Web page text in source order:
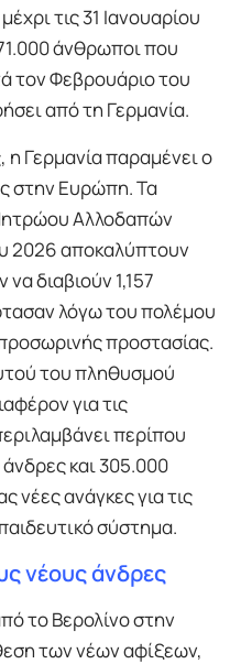
τις 31 Ιανουαρίου
άνθρωποι που
τον Φεβρουάριο του
από τη Γερμανία.
Γερμανία παραμένει ο
στην Ευρώπη. Τα
Αλλοδαπών
2026 αποκαλύπτουν
διαβιούν 1,157
λόγω του πολέμου
προστασίας.
του πληθυσμού
για τις
περίπου
και 305.000
νέες ανάγκες για τις
σύστημα.
νέους άνδρες
το Βερολίνο στην
των νέων αφίξεων,